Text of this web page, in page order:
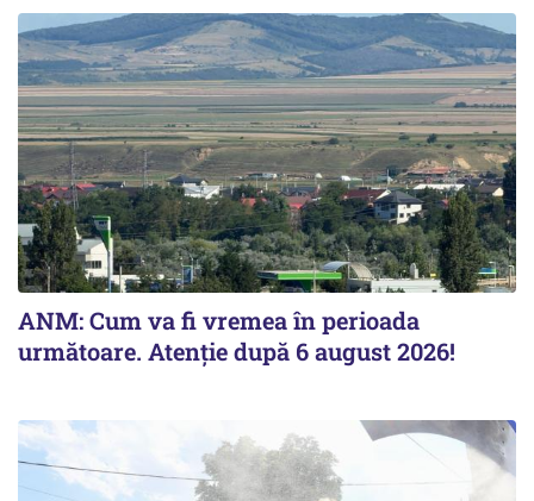
ANM: Cum va fi vremea în perioada
următoare. Atenție după 6 august 2026!